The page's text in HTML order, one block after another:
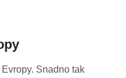
Snadno tak